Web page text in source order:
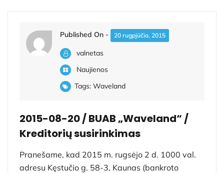
Published On - 20 rugpjūčio, 2015
valnetas
Naujienos
Tags: Waveland
2015-08-20 / BUAB „Waveland“ /
Kreditorių susirinkimas
Pranešame, kad 2015 m. rugsėjo 2 d. 1000 val.
adresu Kęstučio g. 58-3, Kaunas (bankroto